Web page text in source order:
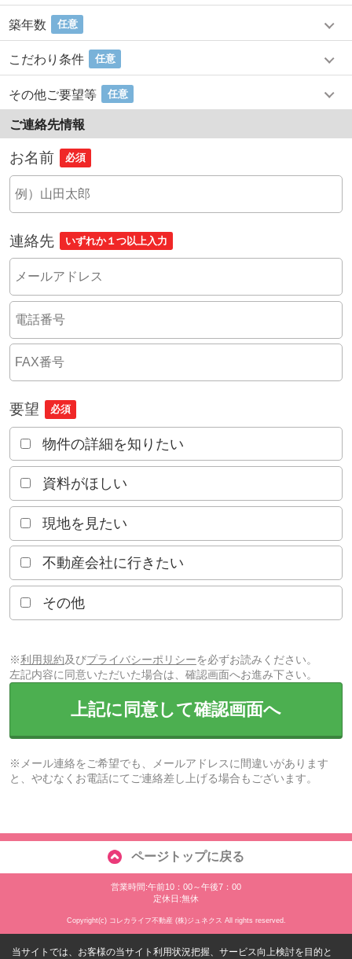
築年数 任意
こだわり条件 任意
その他ご要望等 任意
ご連絡先情報
お名前 必須
連絡先 いずれか１つ以上入力
要望 必須
物件の詳細を知りたい
資料がほしい
現地を見たい
不動産会社に行きたい
その他
※利用規約及びプライバシーポリシーを必ずお読みください。
左記内容に同意いただいた場合は、確認画面へお進み下さい。
上記に同意して確認画面へ
※メール連絡をご希望でも、メールアドレスに間違いがあります
と、やむなくお電話にてご連絡差し上げる場合もございます。
ページトップに戻る
営業時間:午前10：00～午後7：00
定休日:無休
Copyright(c) コレカライフ不動産 (株)ジュネクス All rights reserved.
当サイトでは、お客様の当サイト利用状況把握、サービス向上検討を目的と